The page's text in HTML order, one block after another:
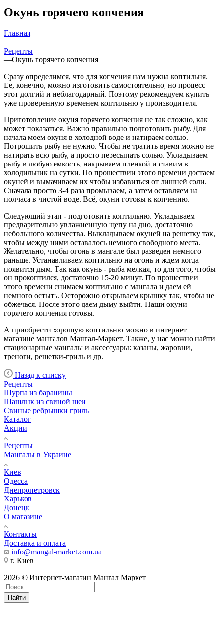
Окунь горячего копчения
Главная
—
Рецепты
—Окунь горячего копчения
Сразу определимся, что для копчения нам нужна коптильня.
Ее, конечно, можно изготовить самостоятельно, но процесс
этот долгий и неблагодарный. Поэтому рекомендуем купить
уже проверенную временем коптильню у производителя.
Приготовление окуня горячего копчения не так сложно, как
может показаться. Важно правильно подготовить рыбу. Для
начала моем окуня в холодной воде и натираем солью.
Потрошить рыбу не нужно. Чтобы не тратить время можно не
натирать всю рыбу, а просто пересыпать солью. Укладываем
рыбу в любую емкость, накрываем пленкой и ставим в
холодильник на сутки. По прошествии этого времени достаем
окуней и вымачиваем их чтобы избавиться от лишней соли.
Сначала просто 3-4 раза промываем, а затем оставляем на
полчаса в чистой воде. Всё, окуни готовы к копчению.
Следующий этап - подготовить коптильню. Укладываем
предварительно увлажненную щепу на дно, достаточно
небольшого количества. Выкладываем окуней на решетку так,
чтобы между ними оставалось немного свободного места.
Желательно, чтобы огонь в мангале был разведен немного
раньше. Устанавливаем коптильню на огонь и ждем когда
появится дым. Так как окунь - рыба мелкая, то для того, чтобы
он прокоптился, достаточно 15-20 минут. По прошествии
этого времени снимаем коптильню с мангала и даем ей
немного остыть. Осторожно открываем крышку так, чтобы не
обжечься. После этого даем дыму выйти. Наши окуни
горячего копчения готовы.
А приобрести хорошую коптильню можно в интернет-
магазине мангалов Мангал-Маркет. Также, у нас можно найти
стационарные мангалы и аксессуары: казаны, жаровни,
треноги, решетки-гриль и др.
Назад к списку
Рецепты
Шурпа из баранины
Шашлык из свиной шеи
Свиные ребрышки гриль
Каталог
Акции
Рецепты
Мангалы в Украине
Киев
Одесса
Днепропетровск
Харьков
Донецк
О магазине
Контакты
Доставка и оплата
info@mangal-market.com.ua
г. Киев
2026 © Интернет-магазин Мангал Маркет
Найти